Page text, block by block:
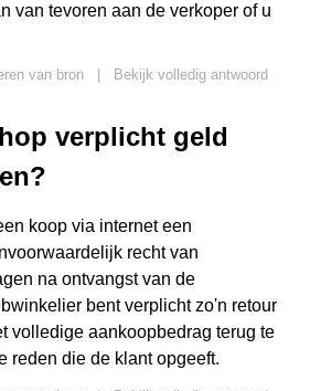
van tevoren aan de verkoper of u
van bron
Bekijk volledig antwoord
verplicht geld
koop via internet een
recht van
na ontvangst van de
bent verplicht zo'n retour
volledige aankoopbedrag terug te
reden die de klant opgeeft.